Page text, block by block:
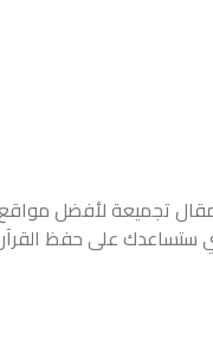
تجميعة لأفضل
ستساعدك على حفظ